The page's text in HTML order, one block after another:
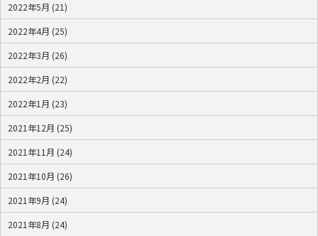
2022年5月 (21)
2022年4月 (25)
2022年3月 (26)
2022年2月 (22)
2022年1月 (23)
2021年12月 (25)
2021年11月 (24)
2021年10月 (26)
2021年9月 (24)
2021年8月 (24)